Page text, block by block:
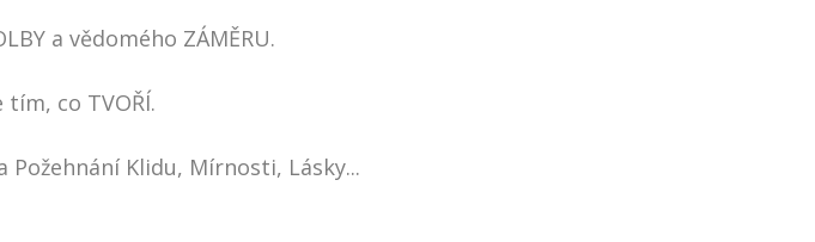
a vědomého ZÁMĚRU.
tím, co TVOŘÍ.
Požehnání Klidu, Mírnosti, Lásky...